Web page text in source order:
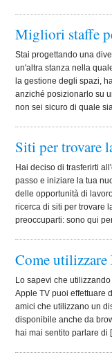
Migliori staffe
Stai progettando una
un'altra stanza nella
la gestione degli spazi,
anziché posizionarlo su
non sei sicuro di quale
Siti per trovare
Hai deciso di trasferirti
passo e iniziare la tua
delle opportunità di
ricerca di siti per trovare
preoccuparti: sono qui
Come utilizzare
Lo sapevi che
Apple TV puoi effettuare
amici che utilizzano un
disponibile anche da
hai mai sentito parlare di